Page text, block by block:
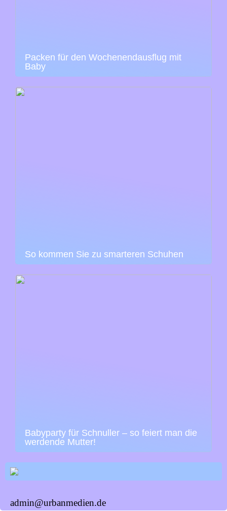
Packen für den Wochenendausflug mit
Baby
So kommen Sie zu smarteren Schuhen
Babyparty für Schnuller – so feiert man die
werdende Mutter!
admin@urbanmedien.de